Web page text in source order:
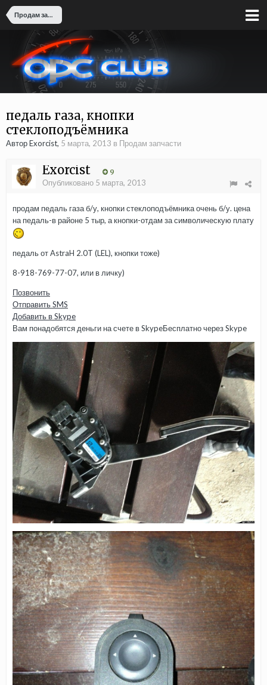
Продам запчасти
педаль газа, кнопки
стеклоподъёмника
Автор Exorcist, 5 марта, 2013 в Продам запчасти
Exorcist 9
Опубликовано 5 марта, 2013
продам педаль газа б/у, кнопки стеклоподъёмника очень б/у. цена
на педаль-в районе 5 тыр, а кнопки-отдам за символическую плату
педаль от AstraH 2.0T (LEL), кнопки тоже)
8-918-769-77-07, или в личку)
Позвонить
Отправить SMS
Добавить в Skype
Вам понадобятся деньги на счете в SkypeБесплатно через Skype